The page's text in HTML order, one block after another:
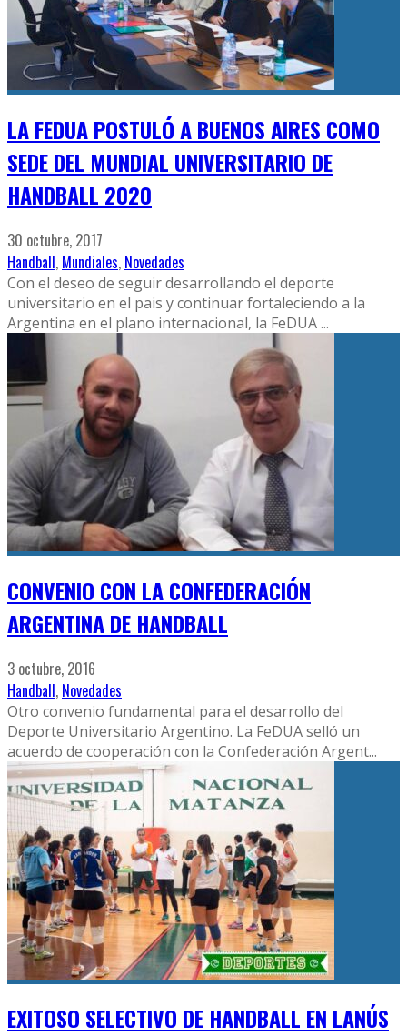
LA FEDUA POSTULÓ A BUENOS AIRES COMO
SEDE DEL MUNDIAL UNIVERSITARIO DE
HANDBALL 2020
30 octubre, 2017
Handball, Mundiales, Novedades
Con el deseo de seguir desarrollando el deporte
universitario en el pais y continuar fortaleciendo a la
Argentina en el plano internacional, la FeDUA...
CONVENIO CON LA CONFEDERACIÓN
ARGENTINA DE HANDBALL
3 octubre, 2016
Handball, Novedades
Otro convenio fundamental para el desarrollo del
Deporte Universitario Argentino. La FeDUA selló un
acuerdo de cooperación con la Confederación Argent...
EXITOSO SELECTIVO DE HANDBALL EN LANÚS